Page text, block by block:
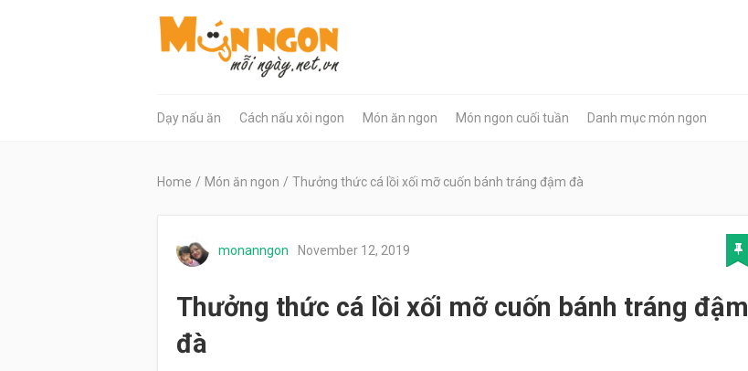
Dạy nấu ăn Cách nấu xôi ngon Món ăn ngon Món ngon cuối tuần Danh mục món ngon
Home / Món ăn ngon / Thưởng thức cá lồi xối mỡ cuốn bánh tráng đậm đà
monanngon November 12, 2019
Thưởng thức cá lồi xối mỡ cuốn bánh tráng đậm
đà